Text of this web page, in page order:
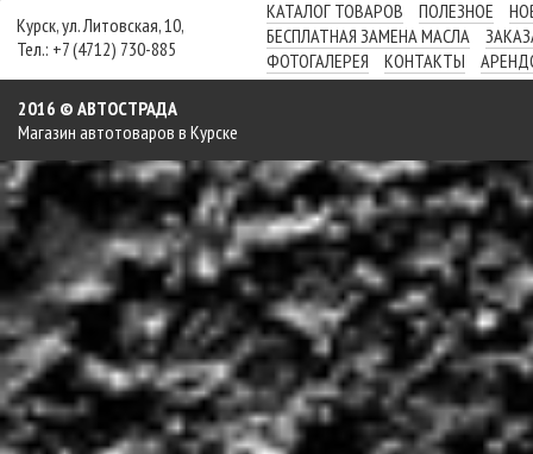
Курск, ул. Литовская, 10,
Тел.: +7 (4712) 730-885
КАТАЛОГ ТОВАРОВ ПОЛЕЗНОЕ
БЕСПЛАТНАЯ ЗАМЕНА МАСЛА
ФОТОГАЛЕРЕЯ
КОНТАКТЫ
2016 © АВТОСТРАДА
Магазин автотоваров в Курске